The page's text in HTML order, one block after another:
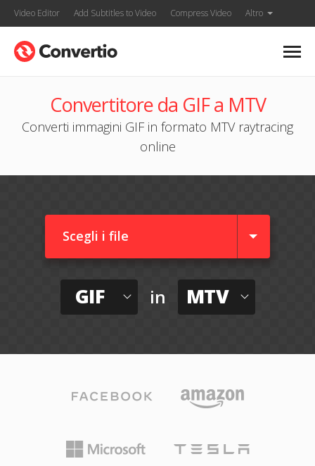
Video Editor Add Subtitles to Video Compress Video Altro
Convertitore da GIF a MTV
Converti immagini GIF in formato MTV raytracing
online
Scegli i file
GIF in MTV